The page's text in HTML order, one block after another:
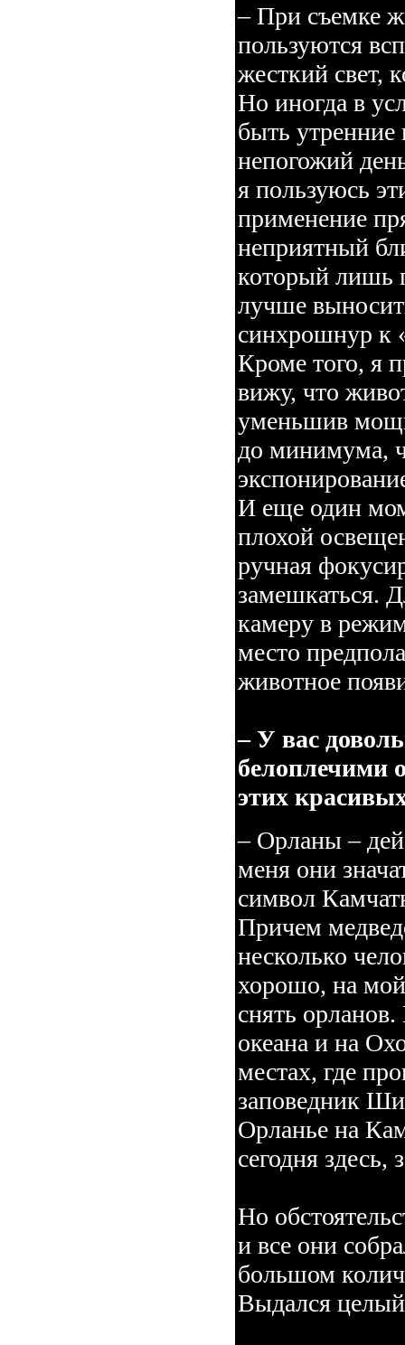
– При съемке
пользуются
жесткий свет,
Но иногда в
быть
непогожий
я пользуюсь
применение
неприятный
который лишь
лучше
синхрошнур к
Кроме того, я
вижу, что
уменьшив
до минимума,
И еще один
плохой
ручная
замешкаться.
камеру в
место
животное
– У вас
белоплечими
этих
– Орланы –
меня они
символ
Причем
несколько
хорошо, на мой
снять
океана и на
местах, где
заповедник
Орланье на
сегодня здесь,
Но
и все они
большом
Выдался целый